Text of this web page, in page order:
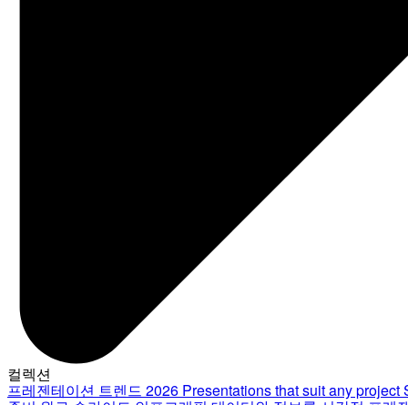
컬렉션
프레젠테이션 트렌드 2026 Presentations that suit any project